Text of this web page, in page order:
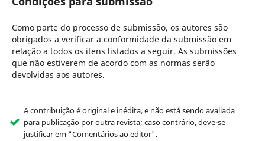
Como parte do processo de submissão, os autores são
obrigados a verificar a conformidade da submissão em
relação a todos os itens listados a seguir. As submissões
que não estiverem de acordo com as normas serão
devolvidas aos autores.
A contribuição é original e inédita, e não está sendo avaliada
para publicação por outra revista; caso contrário, deve-se
justificar em "Comentários ao editor".